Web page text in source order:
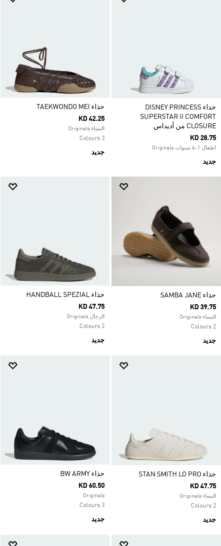
حذاء DISNEY PRINCESS
SUPERSTAR II COMFORT
CLOSURE من أديداس
KD 28.75
اطفال 1-4 سنوات Originals
جديد
حذاء TAEKWONDO MEI
KD 42.25
النساء Originals
3 Colours
جديد
حذاء SAMBA JANE
KD 39.75
النساء Originals
2 Colours
جديد
حذاء HANDBALL SPEZIAL
KD 47.75
الرجال Originals
2 Colours
جديد
حذاء STAN SMITH LO PRO
KD 47.75
النساء Originals
2 Colours
جديد
حذاء ‏BW ARMY
KD 60.50
Originals
3 Colours
جديد